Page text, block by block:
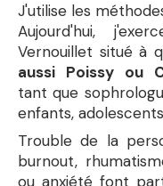
J'utilise les
Aujourd'hui,
Vernouillet situé à
aussi Poissy ou
tant que
enfants,
Trouble de la
burnout,
ou anxiété font